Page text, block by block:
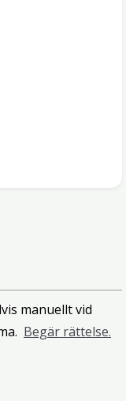
manuellt vid
Begär rättelse.